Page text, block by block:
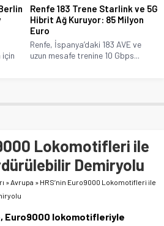
için
Renfe 183 Trene Starlink ve 5G
Hibrit Ağ Kuruyor: 85 Milyon
Euro
Renfe, İspanya’daki 183 AVE ve
uzun mesafe trenine 10 Gbps...
Lokomotifleri ile
Demiryolu
»Avrupa » HRS’nin Euro9000 Lokomotifleri ile
Euro9000 lokomotifleriyle